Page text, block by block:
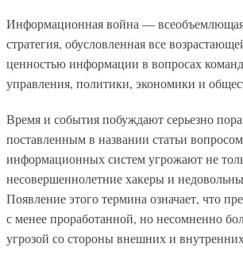
Информационная война —
стратегия, обусловленная все
ценностью информации в вопросах
управления, политики, экономики и
Время и события побуждают серьезно
поставленным в названии статьи
информационных систем угрожают не
несовершеннолетние хакеры и
Появление этого термина означает, что
с менее проработанной, но несомненно
угрозой со стороны внешних и